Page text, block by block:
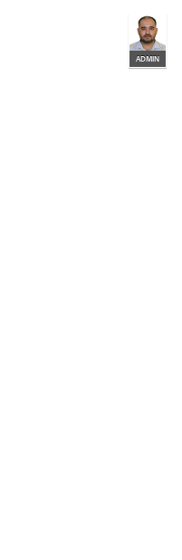
ADMIN